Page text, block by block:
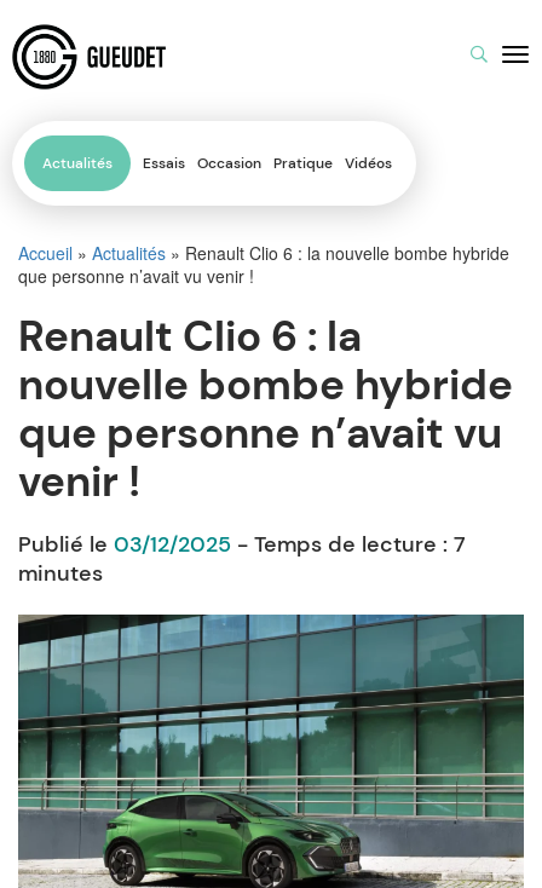
Actualités Essais Occasion Pratique Vidéos
Accueil » Actualités » Renault Clio 6 : la nouvelle bombe hybride
que personne n’avait vu venir !
Renault Clio 6 : la
nouvelle bombe hybride
que personne n’avait vu
venir !
Publié le 03/12/2025 - Temps de lecture : 7
minutes